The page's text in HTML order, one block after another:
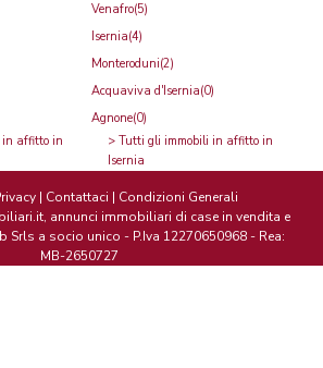
in affitto in
Venafro(5)
Isernia(4)
Monteroduni(2)
Acquaviva d'Isernia(0)
Agnone(0)
> Tutti gli immobili in affitto in
Isernia
| Contattaci | Condizioni Generali
annunci immobiliari di case in vendita e
Srls a socio unico - P.Iva 12270650968 - Rea:
MB-2650727